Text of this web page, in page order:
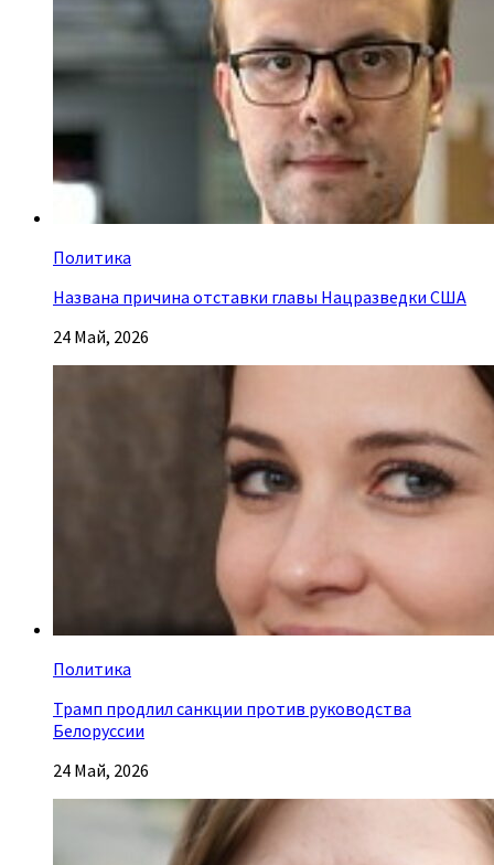
Политика
Названа причина отставки главы Нацразведки США
24 Май, 2026
Политика
Трамп продлил санкции против руководства
Белоруссии
24 Май, 2026